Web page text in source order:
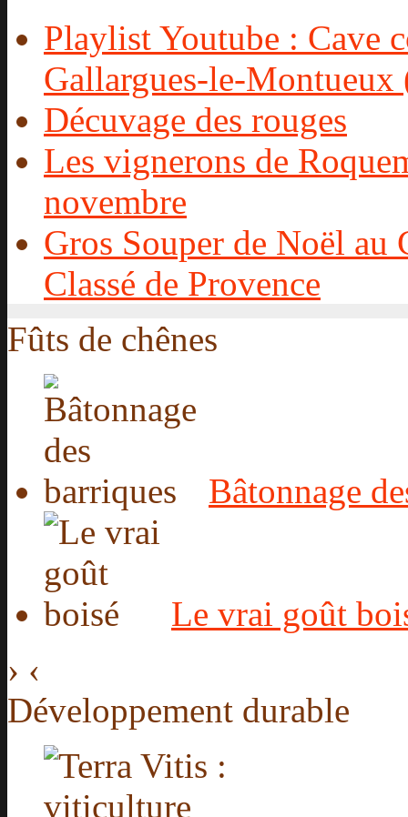
Playlist Youtube : Cave
Gallargues-le-
Décuvage des rouges
Les vignerons de
novembre
Gros Souper de Noël au
Classé de Provence
Fûts de chênes
Bâtonnage
Le vrai goût
› ‹
Développement durable